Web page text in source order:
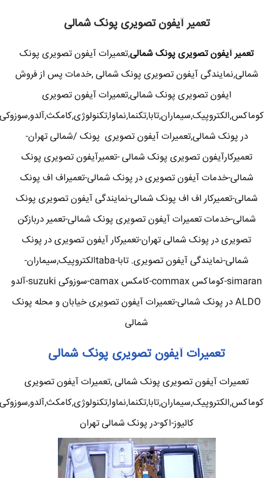
تعمیر آیفون تصویری پونک شمالی
تعمیر آیفون تصویری پونک شمالی,تعمیرات آیفون تصویری پونک
شمالی,نمایندگی آیفون تصویری پونک شمالی ,خدمات پس از فروش
ایفون تصویری پونک شمالی,تعمیرات آیفون تصویری
کوماکس,الکتروپیک,سیماران,تابا,تکنما,نماوا,تکنولوژی,کامکث,آلدو,سوزوکی
در پونک شمالی,تعمیرات آیفون تصویری پونک /شمالی تهران-
تعمیرکارآیفون تصویری پونک شمالی -تعمیرآیفون تصویری پونک
شمالی-خدمات آیفون تصویری در پونک شمالی-تعمیراف اف پونک
شمالی-تعمیرکار اف اف پونک شمالی-نمایندگی آیفون تصویری پونک
شمالی-خدمات تعمیرات آیفون تصویری پونک شمالی-تعمیر دربازکن
تصویری در پونک شمالی تهران-تعمیرکار آیفون تصویری در پونک
شمالی-نمایندگی آیفون تصویری. تابا-tabaالکتروپیک,سیماران-
simaran-کوماکس commax-کامکس camax-سوزوکی suzuki-آلدو
ALDO در پونک شمالی-تعمیرات آیفون تصویری خیابان و محله پونک
شمالی
تعمیرات آیفون تصویری پونک شمالی
تعمیرات آیفون تصویری پونک شمالی ,تعمیرات آیفون تصویری
کوماکس,الکتروپیک,سیماران,تابا,تکنما,نماوا,تکنولوژی,کامکث,آلدو,سوزوکی
کالیوز-اکو-در پونک شمالی تهران